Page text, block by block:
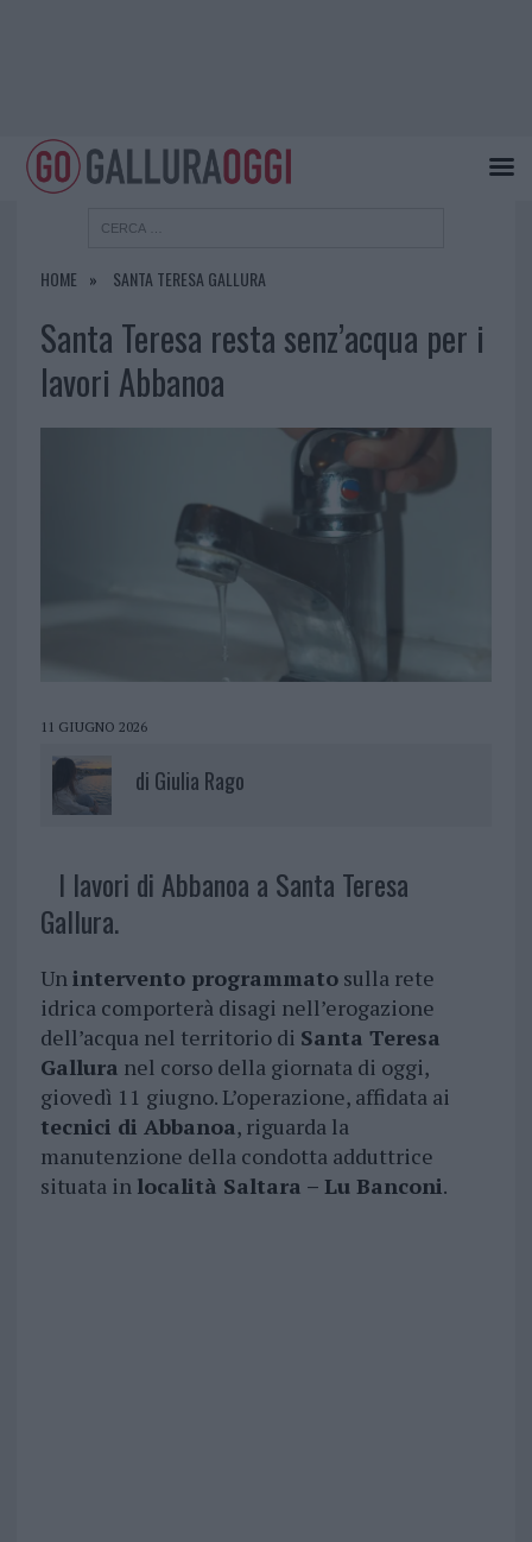
HOME SANTA TERESA GALLURA
Santa Teresa resta senz’acqua per i
lavori Abbanoa
11 GIUGNO 2026
di Giulia Rago
I lavori di Abbanoa a Santa Teresa
Gallura.
Unintervento programmatosulla rete
idrica comporterà disagi nell’erogazione
dell’acqua nel territorio di Santa Teresa
Gallura nel corso della giornata di oggi,
giovedì 11 giugno. L’operazione, affidata ai
tecnici di Abbanoa, riguarda la
manutenzione della condotta adduttrice
situata in località Saltara – Lu Banconi.